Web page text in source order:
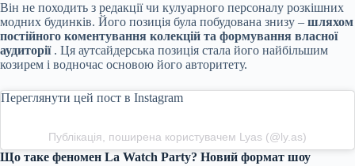
Він не походить з редакції чи кулуарного персоналу розкішних
модних будинків. Його позиція була побудована знизу – шляхом
постійного коментування колекцій та формування власної
аудиторії. Ця аутсайдерська позиція стала його найбільшим
козирем і водночас основою його авторитету.
Переглянути цей пост в Instagram
Публікація, поширена користувачем Lyas (@ly.as)
Що таке феномен La Watch Party? Новий формат шоу